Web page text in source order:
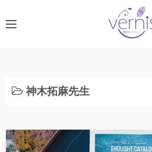
ン
ッ
プ
神木拓麻先生